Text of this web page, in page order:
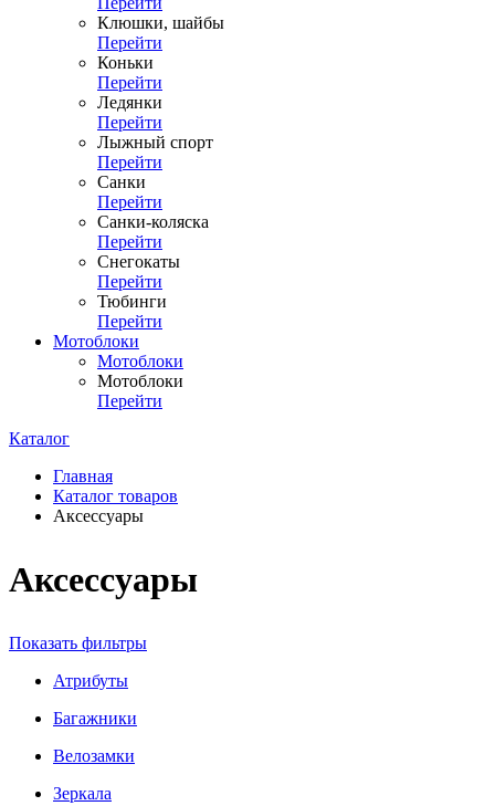
Клюшки, шайбы
Перейти
Коньки
Перейти
Ледянки
Перейти
Лыжный спорт
Перейти
Санки
Перейти
Санки-коляска
Перейти
Снегокаты
Перейти
Тюбинги
Перейти
Мотоблоки
Мотоблоки
Мотоблоки
Перейти
Каталог
Главная
Каталог товаров
Аксессуары
Аксессуары
Показать фильтры
Атрибуты
Багажники
Велозамки
Зеркала